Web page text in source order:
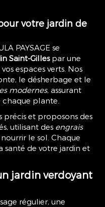
votre jardin de
PAYSAGE se
Saint-Gillespar une
espaces verts. Nos
le désherbage et le
modernes, assurant
chaque plante.
précis et proposons des
utilisant des engrais
le sol. Chaque
santé de votre jardin et
jardin verdoyant
régulier, une